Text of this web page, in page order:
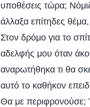
υποθέσεις τώρα;
άλλαξα επίτηδες
Στον δρόμο για το
αδελφής μου όταν
αναρωτήθηκα τι θα
αυτό το καθήκον
Θα με περιφρονούσε;